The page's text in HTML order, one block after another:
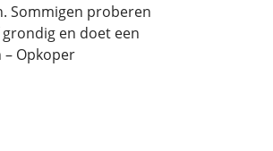
Sommigen proberen
en doet een
Opkoper